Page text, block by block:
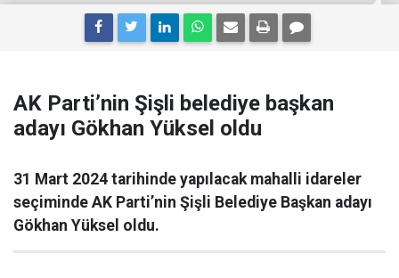
AK Parti’nin Şişli belediye başkan
adayı Gökhan Yüksel oldu
31 Mart 2024 tarihinde yapılacak mahalli idareler
seçiminde AK Parti’nin Şişli Belediye Başkan adayı
Gökhan Yüksel oldu.